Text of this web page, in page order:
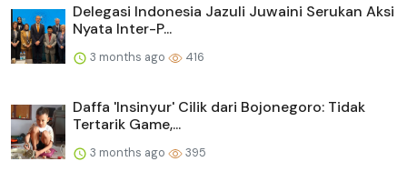
Delegasi Indonesia Jazuli Juwaini Serukan Aksi
Nyata Inter-P...
3 months ago 416
Daffa 'Insinyur' Cilik dari Bojonegoro: Tidak
Tertarik Game,...
3 months ago 395